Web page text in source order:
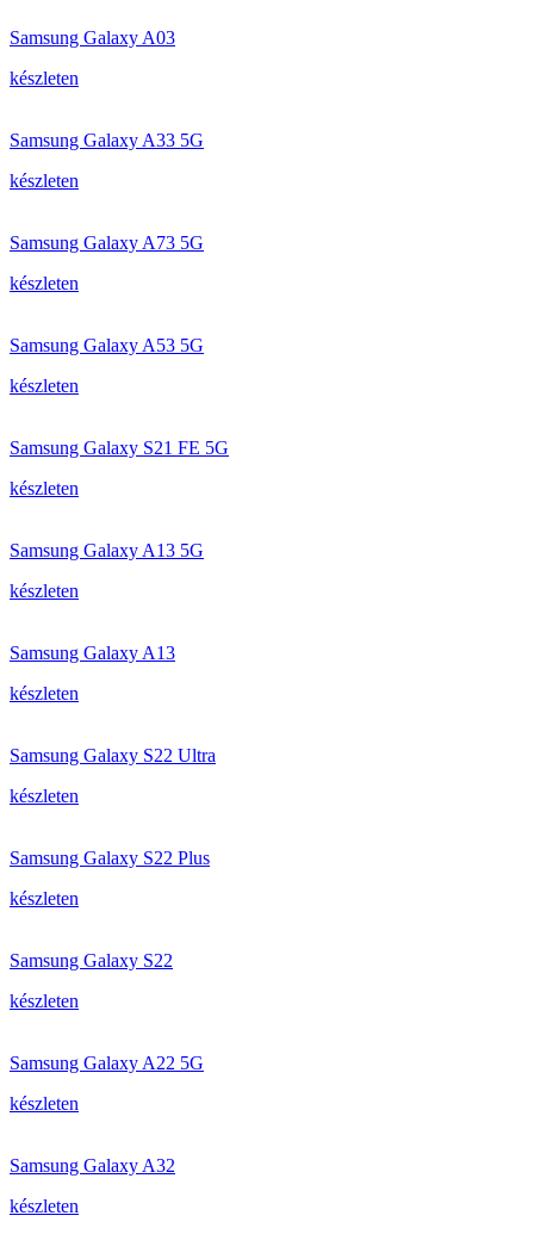
Samsung Galaxy A03
készleten
Samsung Galaxy A33 5G
készleten
Samsung Galaxy A73 5G
készleten
Samsung Galaxy A53 5G
készleten
Samsung Galaxy S21 FE 5G
készleten
Samsung Galaxy A13 5G
készleten
Samsung Galaxy A13
készleten
Samsung Galaxy S22 Ultra
készleten
Samsung Galaxy S22 Plus
készleten
Samsung Galaxy S22
készleten
Samsung Galaxy A22 5G
készleten
Samsung Galaxy A32
készleten